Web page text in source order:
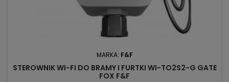
MARKA: F&F
STEROWNIK WI-FI DO BRAMY I FURTKI WI-TO2S2-G GATE
FOX F&F